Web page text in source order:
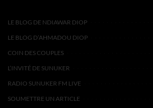
LE BLOG DE NDIAWAR DIOP
LE BLOG D’AHMADOU DIOP
COIN DES COUPLES
L’INVITÉ DE SUNUKER
RADIO SUNUKER FM LIVE
SOUMETTRE UN ARTICLE